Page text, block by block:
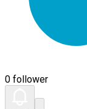
0 follower